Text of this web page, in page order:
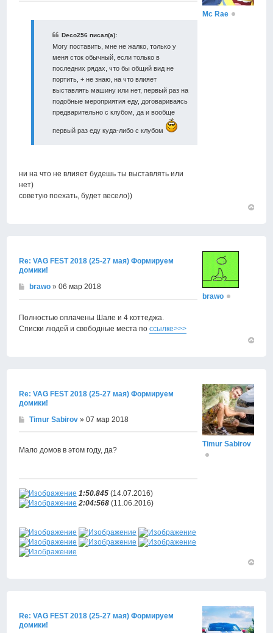
Deco256 писал(а):
Могу поставить, мне не жалко, только у
меня сток обычный, если только в
последних рядах, что бы общий вид не
портить, + не знаю, на что влияет
выставлять машину или нет, первый раз на
подобные мероприятия еду, договариваясь
предварительно с клубом, да и вообще
первый раз еду куда-либо с клубом
ни на что не влияет будешь ты выставлять или
нет)
советую поехать, будет весело))
Mc Rae
Re: VAG FEST 2018 (25-27 мая) Формируем
домики!
brawo » 06 мар 2018
Полностью оплачены Шале и 4 коттеджа.
Списки людей и свободные места поссылке>>>
brawo
Re: VAG FEST 2018 (25-27 мая) Формируем
домики!
Timur Sabirov » 07 мар 2018
Мало домов в этом году, да?
1:50.845 (14.07.2016)
2:04:568 (11.06.2016)
Timur Sabirov
Re: VAG FEST 2018 (25-27 мая) Формируем
домики!